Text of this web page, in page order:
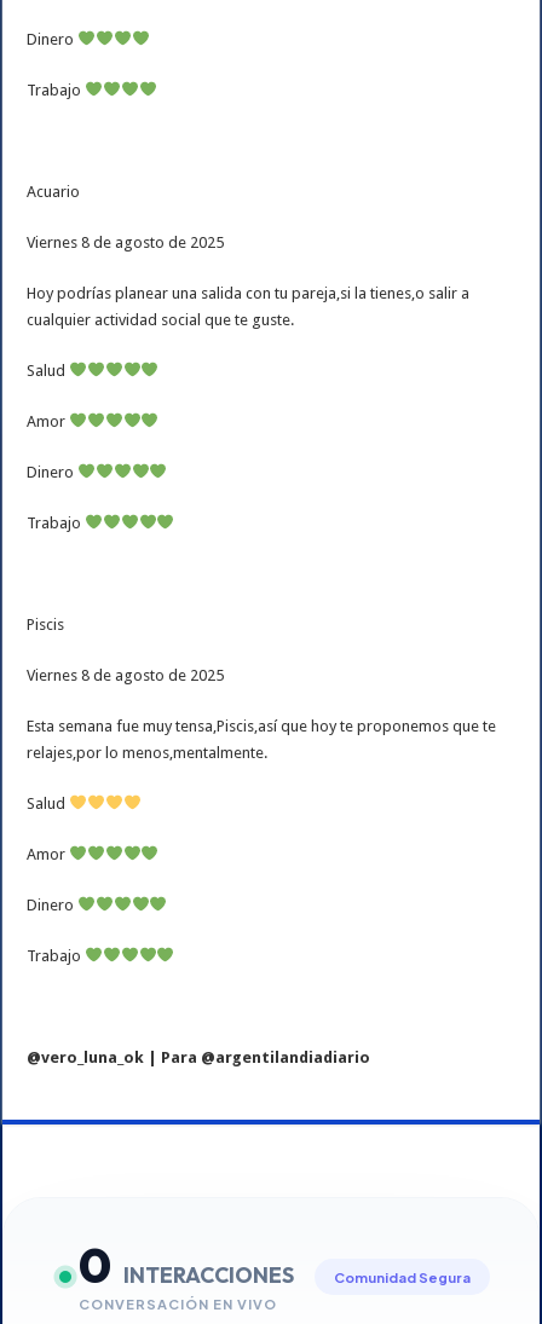
Dinero
Trabajo
Acuario
Viernes 8 de agosto de 2025
Hoy podrías planear una salida con tu pareja,si la tienes,o salir a
cualquier actividad social que te guste.
Salud
Amor
Dinero
Trabajo
Piscis
Viernes 8 de agosto de 2025
Esta semana fue muy tensa,Piscis,así que hoy te proponemos que te
relajes,por lo menos,mentalmente.
Salud
Amor
Dinero
Trabajo
@vero_luna_ok | Para @argentilandiadiario
0 INTERACCIONES
CONVERSACIÓN EN VIVO
Comunidad Segura